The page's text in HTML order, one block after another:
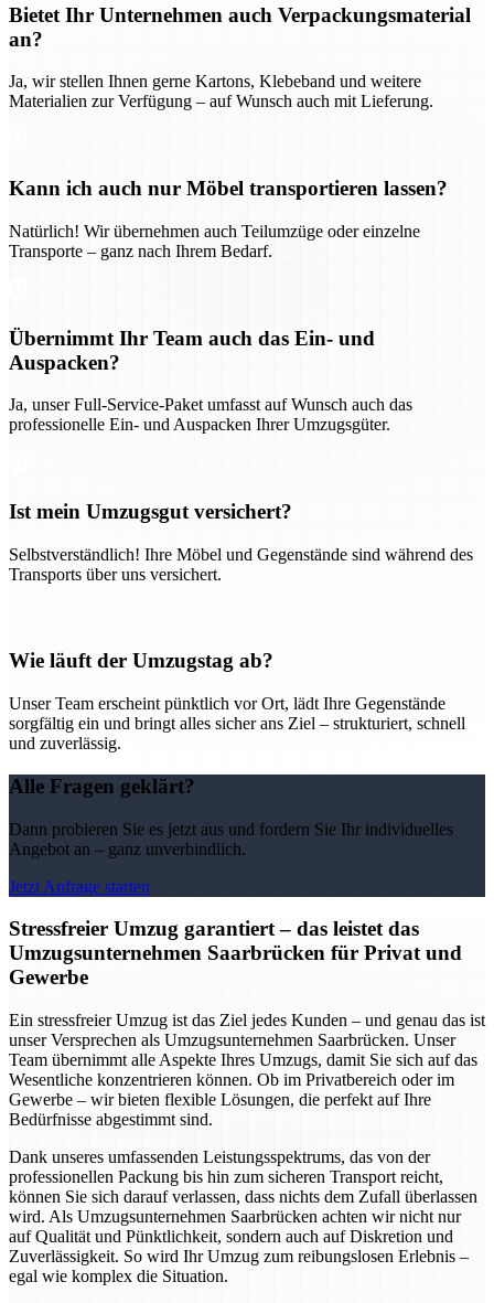
Bietet Ihr Unternehmen auch Verpackungsmaterial
an?
Ja, wir stellen Ihnen gerne Kartons, Klebeband und weitere
Materialien zur Verfügung – auf Wunsch auch mit Lieferung.
Kann ich auch nur Möbel transportieren lassen?
Natürlich! Wir übernehmen auch Teilumzüge oder einzelne
Transporte – ganz nach Ihrem Bedarf.
Übernimmt Ihr Team auch das Ein- und
Auspacken?
Ja, unser Full-Service-Paket umfasst auf Wunsch auch das
professionelle Ein- und Auspacken Ihrer Umzugsgüter.
Ist mein Umzugsgut versichert?
Selbstverständlich! Ihre Möbel und Gegenstände sind während des
Transports über uns versichert.
Wie läuft der Umzugstag ab?
Unser Team erscheint pünktlich vor Ort, lädt Ihre Gegenstände
sorgfältig ein und bringt alles sicher ans Ziel – strukturiert, schnell
und zuverlässig.
Alle Fragen geklärt?
Dann probieren Sie es jetzt aus und fordern Sie Ihr individuelles
Angebot an – ganz unverbindlich.
Jetzt Anfrage starten
Stressfreier Umzug garantiert – das leistet das
Umzugsunternehmen Saarbrücken für Privat und
Gewerbe
Ein stressfreier Umzug ist das Ziel jedes Kunden – und genau das ist
unser Versprechen als Umzugsunternehmen Saarbrücken. Unser
Team übernimmt alle Aspekte Ihres Umzugs, damit Sie sich auf das
Wesentliche konzentrieren können. Ob im Privatbereich oder im
Gewerbe – wir bieten flexible Lösungen, die perfekt auf Ihre
Bedürfnisse abgestimmt sind.
Dank unseres umfassenden Leistungsspektrums, das von der
professionellen Packung bis hin zum sicheren Transport reicht,
können Sie sich darauf verlassen, dass nichts dem Zufall überlassen
wird. Als Umzugsunternehmen Saarbrücken achten wir nicht nur
auf Qualität und Pünktlichkeit, sondern auch auf Diskretion und
Zuverlässigkeit. So wird Ihr Umzug zum reibungslosen Erlebnis –
egal wie komplex die Situation.